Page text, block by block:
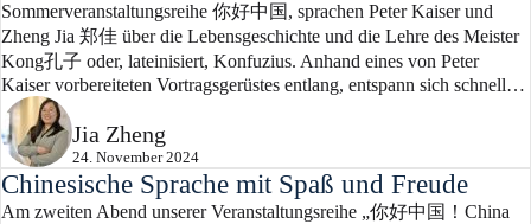
Sommerveranstaltungsreihe 你好中国, sprachen Peter Kaiser und
Zheng Jia 郑佳 über die Lebensgeschichte und die Lehre des Meister
Kong孔子 oder, lateinisiert, Konfuzius. Anhand eines von Peter
Kaiser vorbereiteten Vortragsgerüstes entlang, entspann sich schnell…
Jia Zheng
24. November 2024
Chinesische Sprache mit Spaß und Freude
Am zweiten Abend unserer Veranstaltungsreihe „你好中国！China